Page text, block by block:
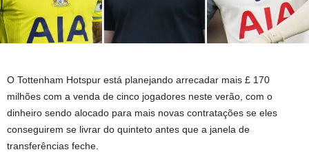
O Tottenham Hotspur está planejando arrecadar mais £ 170
milhões com a venda de cinco jogadores neste verão, com o
dinheiro sendo alocado para mais novas contratações se eles
conseguirem se livrar do quinteto antes que a janela de
transferências feche.